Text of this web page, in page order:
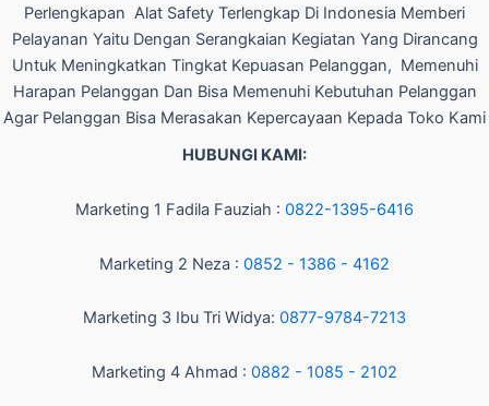
Perlengkapan Alat Safety Terlengkap Di Indonesia Memberi
Pelayanan Yaitu Dengan Serangkaian Kegiatan Yang Dirancang
Untuk Meningkatkan Tingkat Kepuasan Pelanggan, Memenuhi
Harapan Pelanggan Dan Bisa Memenuhi Kebutuhan Pelanggan
Agar Pelanggan Bisa Merasakan Kepercayaan Kepada Toko Kami
HUBUNGI KAMI:
Marketing 1 Fadila Fauziah : 0822-1395-6416
Marketing 2 Neza : 0852 - 1386 - 4162
Marketing 3 Ibu Tri Widya: 0877-9784-7213
Marketing 4 Ahmad : 0882 - 1085 - 2102